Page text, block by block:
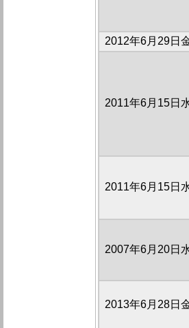
2012年6月29日
2011年6月15日
2011年6月15日
2007年6月20日
2013年6月28日